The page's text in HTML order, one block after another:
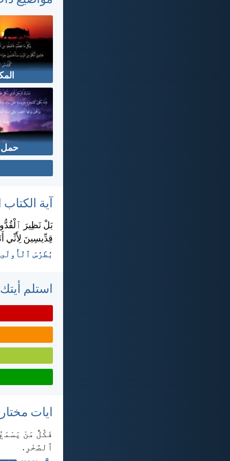
حمل
آية
بَلْ نَظِيرَ
قِدِّيسِينَ لِأَنِّي
بُطْرُسَ ٱلْأُولَى ١:‏١٥-‏١٦
استلم
ايات
فَكُلُّ مَنْ
ٱلصَّخْرِ.